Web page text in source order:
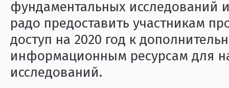
фундаментальных исследований
радо предоставить участникам
доступ на 2020 год к
информационным ресурсам для
исследований.